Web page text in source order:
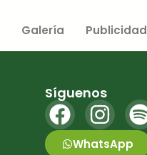
Galería Publicidad
Síguenos
WhatsApp